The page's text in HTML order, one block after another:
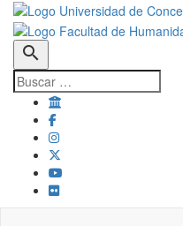
search